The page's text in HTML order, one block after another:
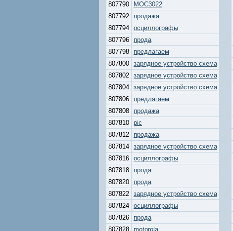
807790
MOC3022
807792
продажа
807794 осциллографы
807796
прода
807798
предлагаем
807800 зарядное устройство схема
807802 зарядное устройство схема
807804 зарядное устройство схема
807806
предлагаем
807808
продажа
807810 pic
807812
продажа
807814 зарядное устройство схема
807816 осциллографы
807818
прода
807820
прода
807822 зарядное устройство схема
807824 осциллографы
807826
прода
807828
motorola